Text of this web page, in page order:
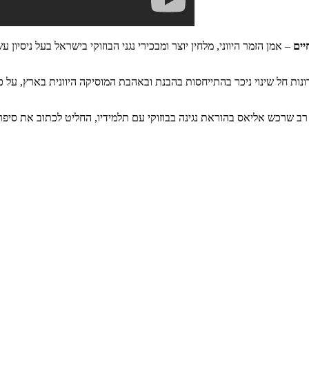
– אמן הזמר היווני, מלחין יוצר ומבכירי נגני הבוזוקי בישראל בעל
חל שינוי ניכר בהתייחסות בהבנת ובאהבת המוסיקה היוונית בארץ, על
רב שרכש אליאס בהוראת נגינה בבוזוקי עם תלמידיו, החליט לכתוב את